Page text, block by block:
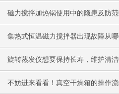
是要注意的呢？
磁力搅拌加热锅使用中的隐患及防范
集热式恒温磁力搅拌器出现故障从哪
几步分析？
旋转蒸发仪想要保持长寿，维护清洁
*！
不妨进来看看！真空干燥箱的操作流